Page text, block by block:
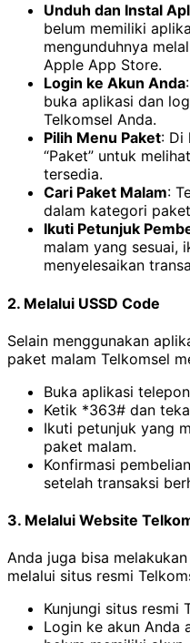
Unduh dan Instal
belum memiliki
mengunduhnya
Apple App Store.
Login ke Akun Anda
buka aplikasi dan
Telkomsel Anda.
Pilih Menu Paket: Di
“Paket” untuk
tersedia.
Cari Paket Malam:
dalam kategori
Ikuti Petunjuk
malam yang sesuai,
menyelesaikan
2. Melalui USSD Code
Selain menggunakan
paket malam Telkomsel
Buka aplikasi
Ketik *363# dan
Ikuti petunjuk yang
paket malam.
Konfirmasi
setelah transaksi
3. Melalui Website
Anda juga bisa
melalui situs resmi
Kunjungi situs resmi
Login ke akun Anda